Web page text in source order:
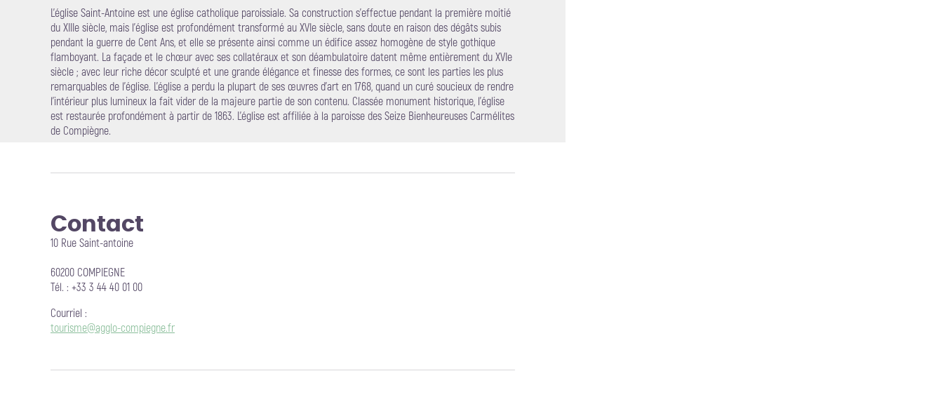
L'église Saint-Antoine est une église catholique paroissiale. Sa construction s'effectue pendant la première moitié
du XIIIe siècle, mais l'église est profondément transformé au XVIe siècle, sans doute en raison des dégâts subis
pendant la guerre de Cent Ans, et elle se présente ainsi comme un édifice assez homogène de style gothique
flamboyant. La façade et le chœur avec ses collatéraux et son déambulatoire datent même entièrement du XVIe
siècle ; avec leur riche décor sculpté et une grande élégance et finesse des formes, ce sont les parties les plus
remarquables de l'église. L'église a perdu la plupart de ses œuvres d'art en 1768, quand un curé soucieux de rendre
l'intérieur plus lumineux la fait vider de la majeure partie de son contenu. Classée monument historique, l'église
est restaurée profondément à partir de 1863. L'église est affiliée à la paroisse des Seize Bienheureuses Carmélites
de Compiègne.
Contact
10 Rue Saint-antoine
60200 COMPIEGNE
Tél. : +33 3 44 40 01 00
Courriel :
tourisme@agglo-compiegne.fr